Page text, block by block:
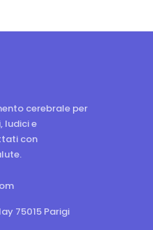
cerebrale per
ludici e
con
75015 Parigi